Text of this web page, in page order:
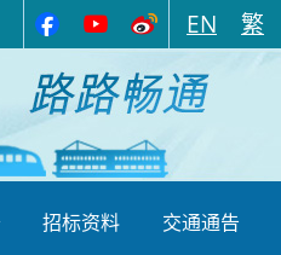
EN 繁
招标资料 交通通告